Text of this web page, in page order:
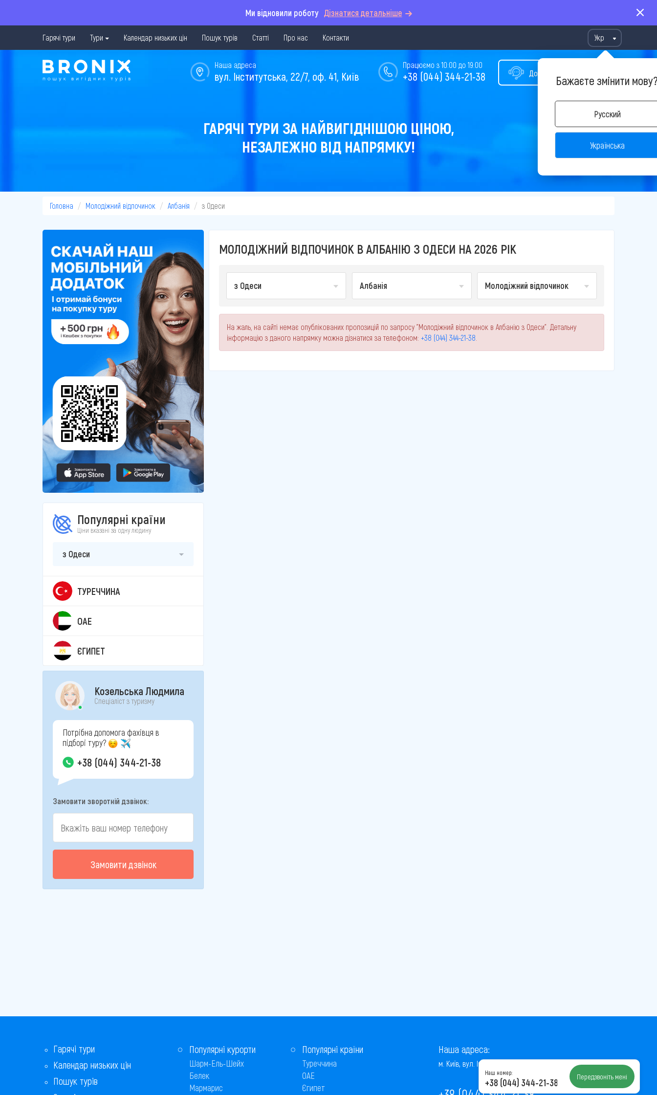
Ми відновили роботу Дізнатися детальніше
Гарячі тури Тури Календар низьких цін Пошук турів Статті Про нас Контакти Укр
Бажаєте змінити
Русский
Українська
Допомога у виборі туру
Працюємо з 10:00 до 19:00
+38 (044) 344-21-38
Наша адреса
вул. Інститутська, 22/7, оф. 41, Київ
ГАРЯЧІ ТУРИ ЗА НАЙВИГІДНІШОЮ ЦІНОЮ,
НЕЗАЛЕЖНО ВІД НАПРЯМКУ!
Головна Молодіжний відпочинок Албанія з Одеси
Популярні країни
Ціни вказані за одну людину
з Одеси
ТУРЕЧЧИНА
ОАЕ
ЄГИПЕТ
Козельська Людмила
Спеціаліст з туризму
Потрібна допомога фахівця в
підборі туру?
+38 (044) 344-21-38
Замовити зворотній дзвінок:
Замовити дзвінок
МОЛОДІЖНИЙ ВІДПОЧИНОК В АЛБАНІЮ З ОДЕСИ НА 2026 РІК
з Одеси Албанія Молодіжний відпочинок
На жаль, на сайті немає опублікованих пропозицій по запросу "Молодіжний відпочинок в Албанію з Одеси". Детальну
інформацію з даного напрямку можна дізнатися за телефоном: +38 (044) 344-21-38
Гарячі тури
Календар низьких цін
Пошук турів
Популярні курорти
Шарм-Ель-Шейх
Белек
Мармарис
Популярні країни
Туреччина
ОАЕ
Єгипет
Наша адреса:
м. Київ, вул. Інститутська, 22/7, оф. 41
Наш номер:
+38 (044) 344-21-38 Передзвоніть мені